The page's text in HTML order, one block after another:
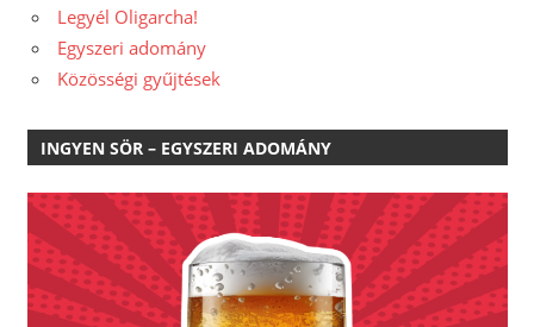
Legyél Oligarcha!
Egyszeri adomány
Közösségi gyűjtések
INGYEN SÖR – EGYSZERI ADOMÁNY